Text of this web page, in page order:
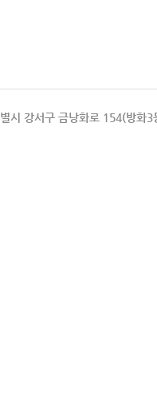
시 강서구 금낭화로 154(방화3